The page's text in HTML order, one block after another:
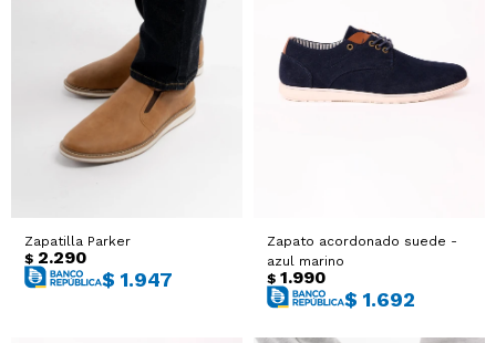
Zapatilla Parker
$ 2.290
$ 1.947
Zapato acordonado suede -
azul marino
$ 1.990
$ 1.692